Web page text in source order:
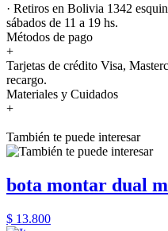
· Retiros en Bolivia 1342
sábados de 11 a 19 hs.
Métodos de pago
+
Tarjetas de crédito Visa,
recargo.
Materiales y Cuidados
+
También te puede interesar
bota montar dual
$ 13.800